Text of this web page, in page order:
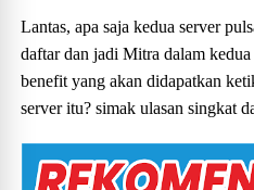
Lantas, apa saja kedua server
daftar dan jadi Mitra dalam kedua
benefit yang akan didapatkan
server itu? simak ulasan singkat